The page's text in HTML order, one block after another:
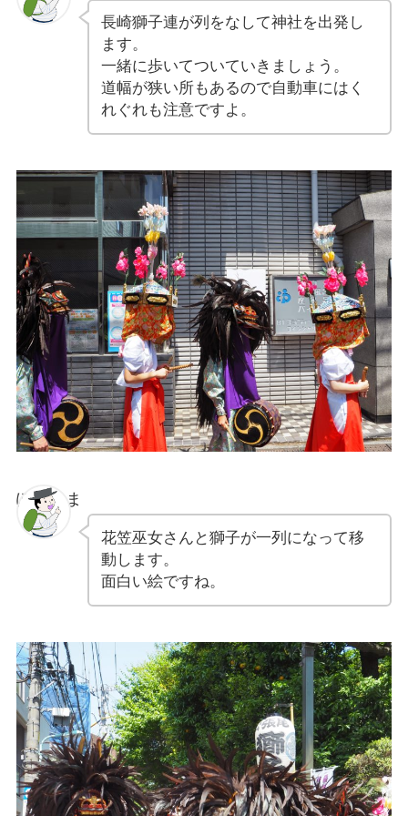
長崎獅子連が列をなして神社を出発し
ます。
一緒に歩いてついていきましょう。
道幅が狭い所もあるので自動車にはく
れぐれも注意ですよ。
ぽちゃま
花笠巫女さんと獅子が一列になって移
動します。
面白い絵ですね。